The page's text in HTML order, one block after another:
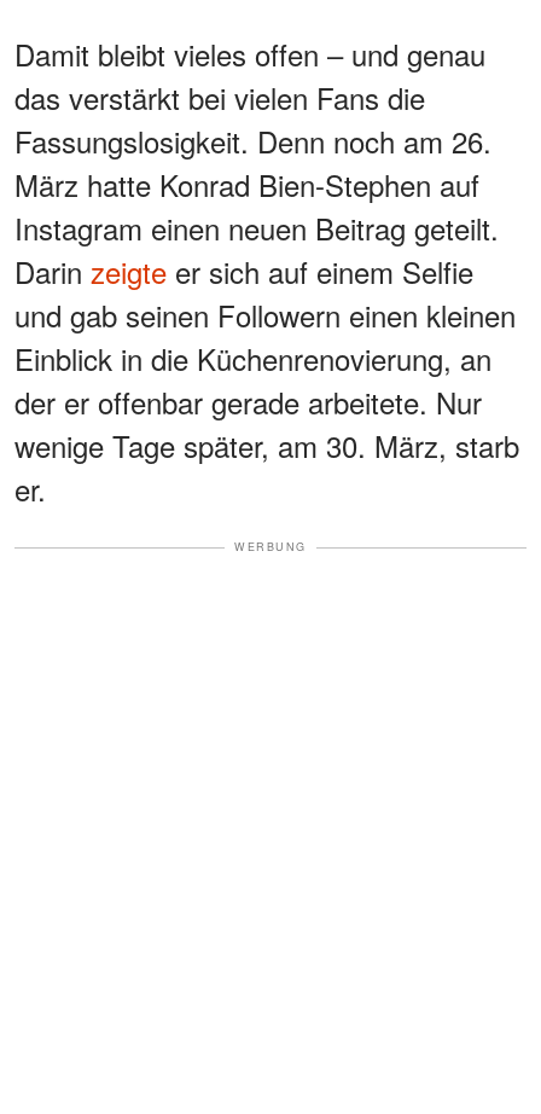
Damit bleibt vieles offen – und genau
das verstärkt bei vielen Fans die
Fassungslosigkeit. Denn noch am 26.
März hatte Konrad Bien-Stephen auf
Instagram einen neuen Beitrag geteilt.
Darin zeigte er sich auf einem Selfie
und gab seinen Followern einen kleinen
Einblick in die Küchenrenovierung, an
der er offenbar gerade arbeitete. Nur
wenige Tage später, am 30. März, starb
er.
WERBUNG